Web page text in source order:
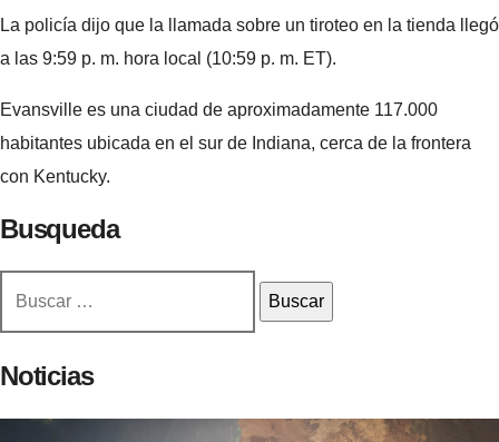
La policía dijo que la llamada sobre un tiroteo en la tienda llegó
a las 9:59 p. m. hora local (10:59 p. m. ET).
Evansville es una ciudad de aproximadamente 117.000
habitantes ubicada en el sur de Indiana, cerca de la frontera
con Kentucky.
Busqueda
Noticias